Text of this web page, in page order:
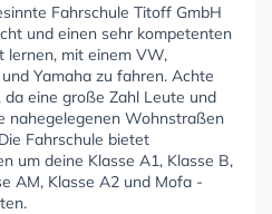
Fahrschule Titoff GmbH
und einen sehr kompetenten
lernen, mit einem VW,
Yamaha zu fahren. Achte
eine große Zahl Leute und
nahegelegenen Wohnstraßen
Fahrschule bietet
um deine Klasse A1, Klasse B,
AM, Klasse A2 und Mofa -